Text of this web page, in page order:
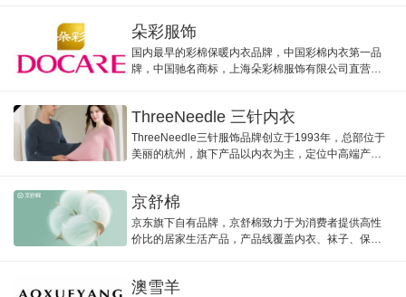
朵彩服饰
国内最早的彩棉保暖内衣品牌，中国彩棉内衣第一品
牌，中国驰名商标，上海朵彩棉服饰有限公司直营旗
ThreeNeedle 三针内衣
ThreeNeedle三针服饰品牌创立于1993年，总部位于
美丽的杭州，旗下产品以内衣为主，定位中高端产品
绒莱卡内衣、羊绒
京舒棉
京东旗下自有品牌，京舒棉致力于为消费者提供高性
价比的居家生活产品，产品线覆盖内衣、袜子、保暖
澳雪羊